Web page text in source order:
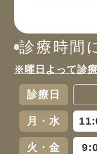
診療時間
※曜日よって診
診療日
月・水
火・金